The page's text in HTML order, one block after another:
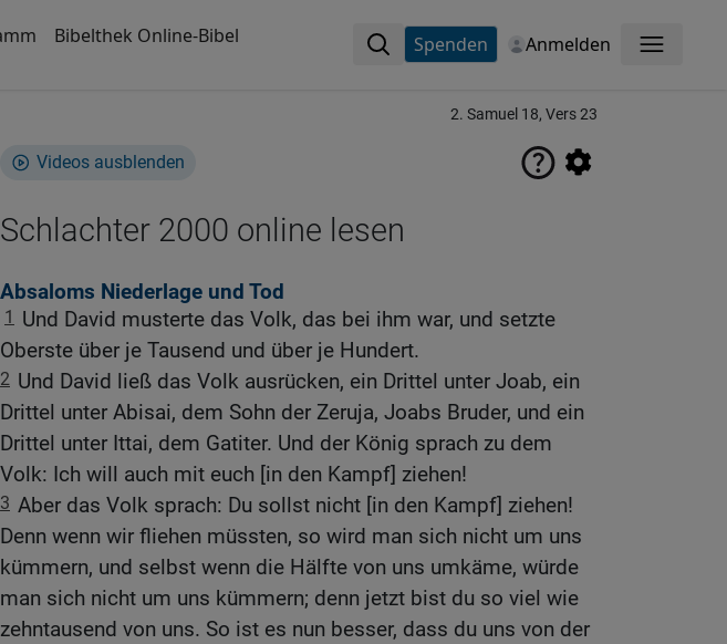
Bibelthek Online-Bibel Spenden Anmelden Menü
2. Samuel 18, Vers 23
Videos ausblenden
Schlachter 2000 online lesen
Absaloms Niederlage und Tod
1
Und David musterte das Volk, das bei ihm war, und setzte
Oberste über je Tausend und über je Hundert.
2 Und David ließ das Volk ausrücken, ein Drittel unter Joab, ein
Drittel unter Abisai, dem Sohn der Zeruja, Joabs Bruder, und ein
Drittel unter Ittai, dem Gatiter. Und der König sprach zu dem
Volk: Ich will auch mit euch [in den Kampf] ziehen!
3 Aber das Volk sprach: Du sollst nicht [in den Kampf] ziehen!
Denn wenn wir fliehen müssten, so wird man sich nicht um uns
kümmern, und selbst wenn die Hälfte von uns umkäme, würde
man sich nicht um uns kümmern; denn jetzt bist du so viel wie
zehntausend von uns. So ist es nun besser, dass du uns von der